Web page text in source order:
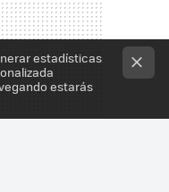
estadísticas
estarás